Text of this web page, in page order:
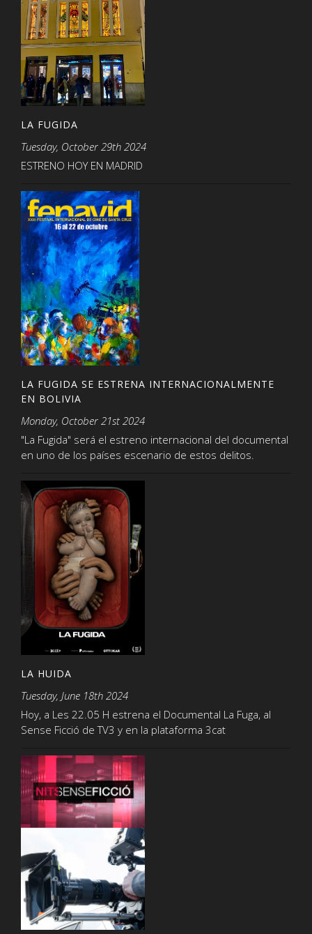
LA FUGIDA
Tuesday, October 29th 2024
ESTRENO HOY EN MADRID
LA FUGIDA SE ESTRENA INTERNACIONALMENTE
EN BOLIVIA
Monday, October 21st 2024
"La Fugida" será el estreno internacional del documental
en uno de los países escenario de estos delitos.
LA HUIDA
Tuesday, June 18th 2024
Hoy, a Les 22.05 H estrena el Documental La Fuga, al
Sense Ficció de TV3 y en la plataforma 3cat